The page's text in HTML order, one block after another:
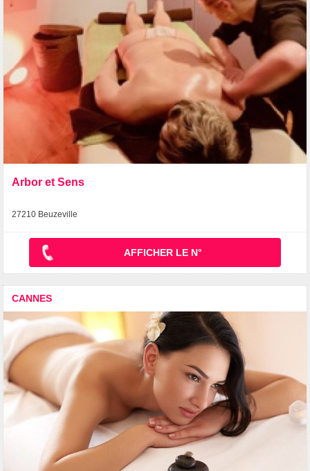
Arbor et Sens
27210 Beuzeville
AFFICHER LE N°
CANNES